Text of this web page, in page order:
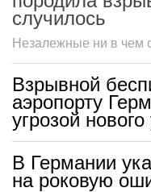
случилось
Незалежные ни в чем
Взрывной
аэропорту
угрозой
В Германии
на роковую